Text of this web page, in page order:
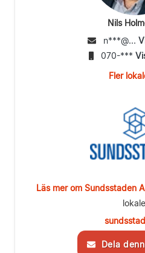
Nils
n***@...
070-***
Fler
Läs mer om Sundsstaden
Dela